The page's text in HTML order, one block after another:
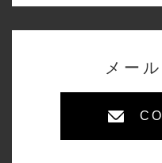
メー